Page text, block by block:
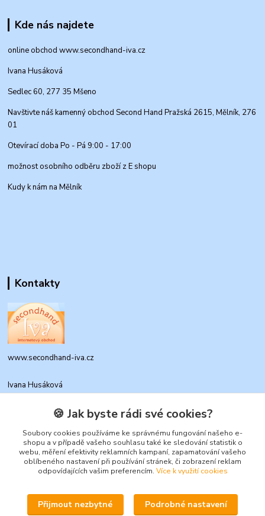
Kde nás najdete
online obchod www.secondhand-iva.cz
Ivana Husáková
Sedlec 60, 277 35 Mšeno
Navštivte náš kamenný obchod Second Hand Pražská 2615, Mělník, 276
01
Otevírací doba Po - Pá 9:00 - 17:00
možnost osobního odběru zboží z E shopu
Kudy k nám na Mělník
Kontakty
www.secondhand-iva.cz
Ivana Husáková
+420 315 695 684
(Po-Pá, 9-17 hod.)
info@secondhand-iva.cz
🍪 Jak byste rádi své cookies?
Soubory cookies používáme ke správnému fungování našeho e-
shopu a v případě vašeho souhlasu také ke sledování statistik o
webu, měření efektivity reklamních kampaní, zapamatování vašeho
oblíbeného nastavení při používání stránek, či zobrazení reklam
odpovídajících vašim preferencím. Více k využití cookies
Přijmout nezbytné Podrobné nastavení